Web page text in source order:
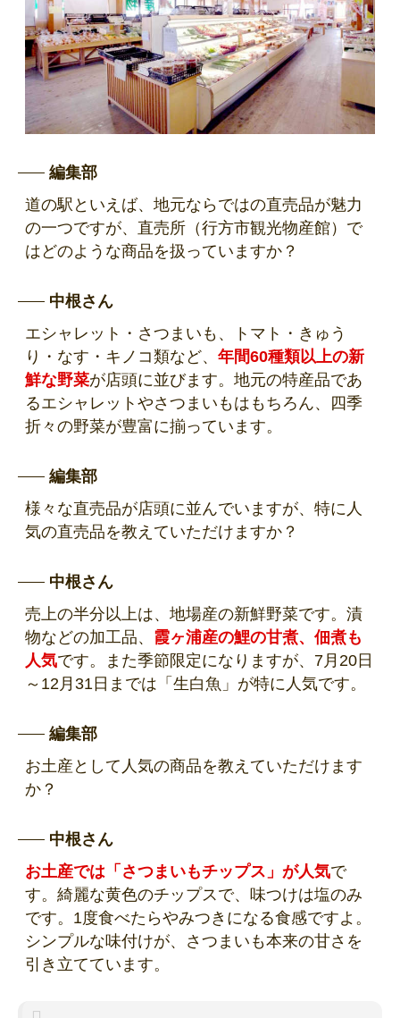
編集部
道の駅といえば、地元ならではの直売品が魅力
の一つですが、直売所（行方市観光物産館）で
はどのような商品を扱っていますか？
中根さん
エシャレット・さつまいも、トマト・きゅう
り・なす・キノコ類など、 年間60種類以上の新
鮮な野菜が店頭に並びます。地元の特産品であ
るエシャレットやさつまいもはもちろん、四季
折々の野菜が豊富に揃っています。
編集部
様々な直売品が店頭に並んでいますが、特に人
気の直売品を教えていただけますか？
中根さん
売上の半分以上は、地場産の新鮮野菜です。漬
物などの加工品、 霞ヶ浦産の鯉の甘煮、佃煮も
人気です。また季節限定になりますが、7月20日
～12月31日までは「生白魚」が特に人気です。
編集部
お土産として人気の商品を教えていただけます
か？
中根さん
お土産では「さつまいもチップス」が人気で
す。綺麗な黄色のチップスで、味つけは塩のみ
です。1度食べたらやみつきになる食感ですよ。
シンプルな味付けが、さつまいも本来の甘さを
引き立てています。